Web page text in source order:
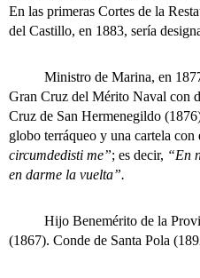
En las primeras Cortes de la
del Castillo, en 1883, sería
Ministro de Marina, en 1877
Gran Cruz del Mérito Naval con
Cruz de San Hermenegildo
globo terráqueo y una cartela con
circumdedisti me”; es decir, “En
en darme la vuelta”.
Hijo Benemérito de la
(1867). Conde de Santa Pola